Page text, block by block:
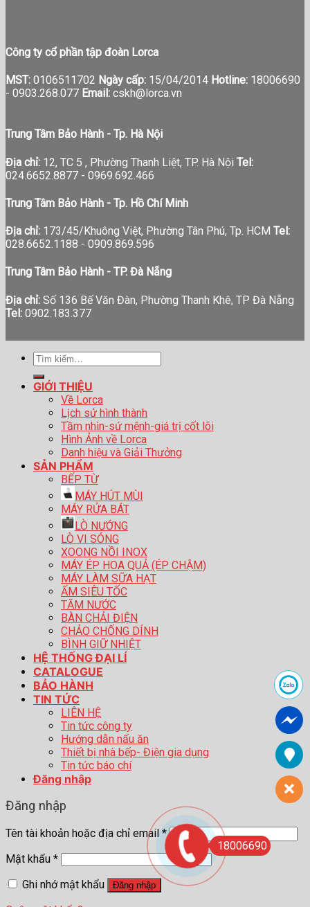
Công ty cổ phần tập đoàn Lorca
MST: 0106511702 Ngày cấp: 15/04/2014 Hotline: 18006690
- 0903.268.077 Email: cskh@lorca.vn
Trung Tâm Bảo Hành - Tp. Hà Nội
Địa chỉ: 12, TC 5 , Phường Thanh Liệt, TP. Hà Nội Tel:
024.6652.8877 - 0969.692.466
Trung Tâm Bảo Hành - Tp. Hồ Chí Minh
Địa chỉ: 173/45/Khuông Việt, Phường Tân Phú, Tp. HCM Tel:
028.6652.1188 - 0909.869.596
Trung Tâm Bảo Hành - TP. Đà Nẵng
Địa chỉ: Số 136 Bế Văn Đàn, Phường Thanh Khê, TP Đà Nẵng
Tel: 0902.183.377
Tìm
kiếm:
GIỚI THIỆU
Về Lorca
Lịch sử hình thành
Tầm nhìn-sứ mệnh-giá trị cốt lõi
Hình Ảnh về Lorca
Danh hiệu và Giải Thưởng
SẢN PHẨM
BẾP TỪ
MÁY HÚT MÙI
MÁY RỬA BÁT
LÒ NƯỚNG
LÒ VI SÓNG
XOONG NỒI INOX
MÁY ÉP HOA QUẢ (ÉP CHẬM)
MÁY LÀM SỮA HẠT
ẤM SIÊU TỐC
TĂM NƯỚC
BÀN CHẢI ĐIỆN
CHẢO CHỐNG DÍNH
BÌNH GIỮ NHIỆT
HỆ THỐNG ĐẠI LÍ
CATALOGUE
BẢO HÀNH
TIN TỨC
LIÊN HỆ
Tin tức công ty
Hướng dẫn nấu ăn
Thiết bị nhà bếp- Điện gia dụng
Tin tức báo chí
Đăng nhập
Đăng nhập
Tên tài khoản hoặc địa chỉ email *
Mật khẩu *
Ghi nhớ mật khẩu
Đăng nhập
18006690